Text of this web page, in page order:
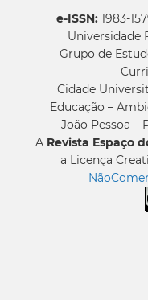
e-ISSN:1983-
Universidade
Grupo de
Cidade
Educação –
João Pessoa –
A Revista Espaço
a Licença